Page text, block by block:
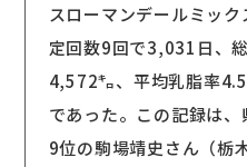
スローマンデールミッ
定回数9回で3,031日、
4,572㌔、平均乳脂率
であった。この記録は、
9位の駒場靖史さん（栃